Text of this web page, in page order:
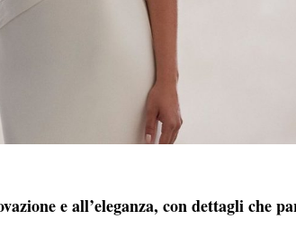
e all’eleganza, con dettagli che